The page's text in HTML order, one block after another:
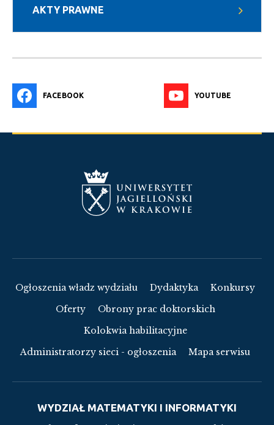
AKTY PRAWNE
FACEBOOK YOUTUBE
Ogłoszenia władz wydziału Dydaktyka
Konkursy
Oferty
Obrony prac doktorskich
Kolokwia habilitacyjne
Administratorzy sieci - ogłoszenia
Mapa serwisu
WYDZIAŁ MATEMATYKI I INFORMATYKI